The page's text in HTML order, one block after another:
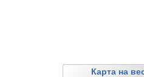
Карта на